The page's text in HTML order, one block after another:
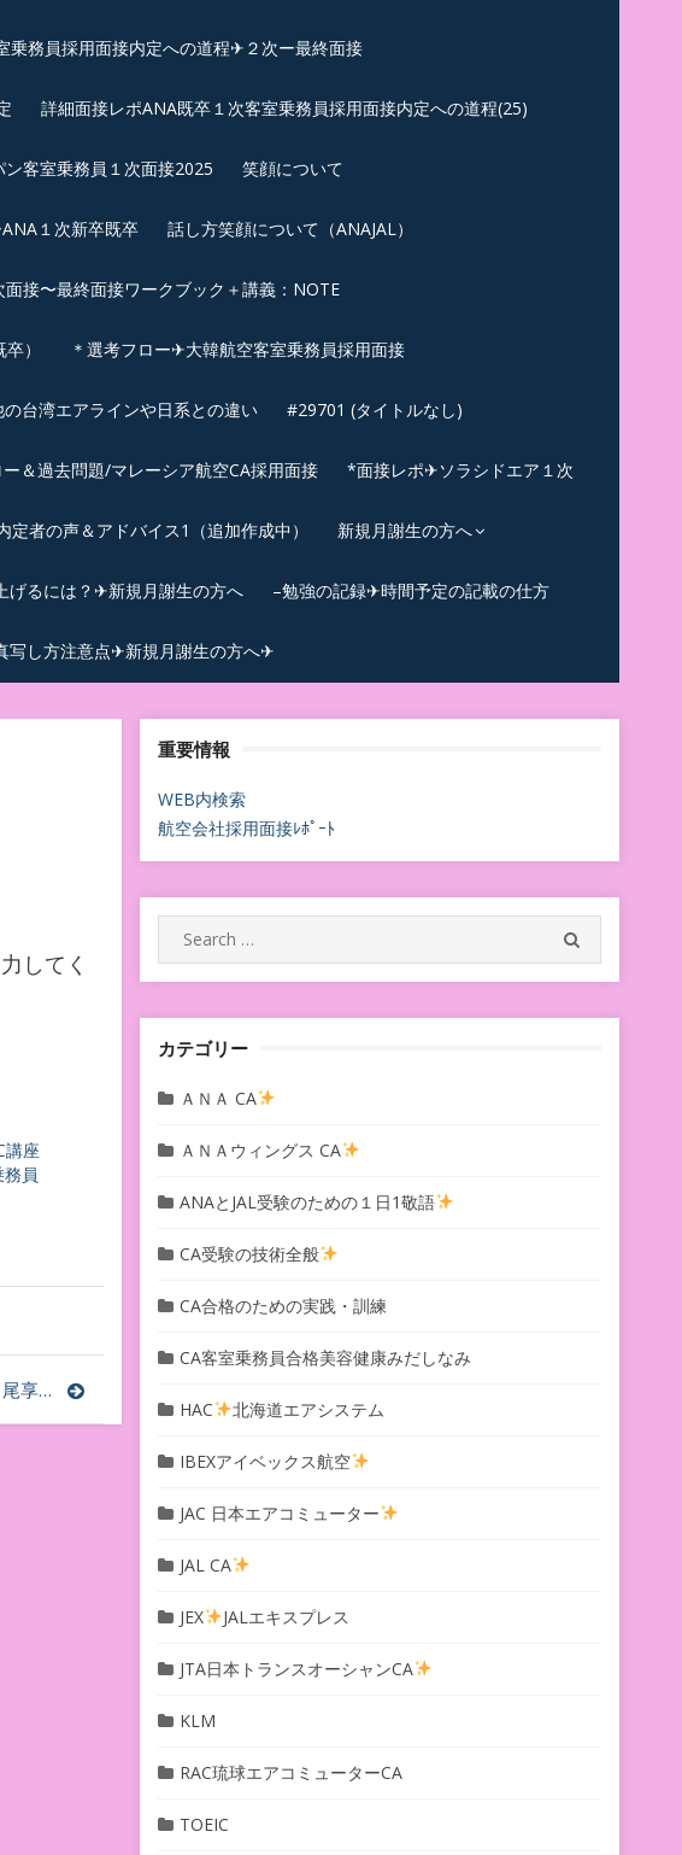
乗務員採用面接内定への道程✈２次ー最終面接
詳細面接レポANA既卒１次客室乗務員採用面接内定への道程(25)
客室乗務員１次面接2025 笑顔について
１次新卒既卒 話し方笑顔について（ANAJAL）
面接〜最終面接ワークブック＋講義：NOTE
） ＊選考フロー✈大韓航空客室乗務員採用面接
台湾エアラインや日系との違い #29701 (タイトルなし)
ー＆過去問題/マレーシア航空CA採用面接 *面接レポ✈ソラシドエア１次
定者の声＆アドバイス1（追加作成中） 新規月謝生の方へ
げるには？✈新規月謝生の方へ –勉強の記録✈時間予定の記載の仕方
写し方注意点✈新規月謝生の方へ✈
してく
講座
員
卒業生内の評判✈︎zip air tokyo客室乗務員✈︎中尾享子CA内定＆TOEICスクール
重要情報
WEB内検索
航空会社採用面接ﾚﾎﾟｰﾄ
Search
for:
カテゴリー
ＡＮＡ CA
ＡＮＡウィングス CA
ANAとJAL受験のための１日1敬語
CA受験の技術全般
CA合格のための実践・訓練
CA客室乗務員合格美容健康みだしなみ
HAC 北海道エアシステム
IBEXアイベックス航空
JAC 日本エアコミューター
JAL CA
JEX JALエキスプレス
JTA日本トランスオーシャンCA
KLM
RAC琉球エアコミューターCA
TOEIC